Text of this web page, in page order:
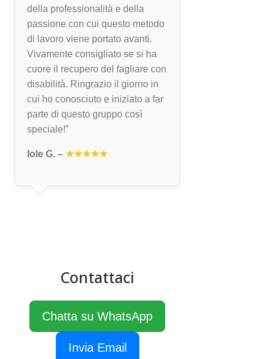
della professionalità e della
passione con cui questo metodo
di lavoro viene portato avanti.
Vivamente consigliato se si ha
cuore il recupero del fagliare con
disabilità. Ringrazio il giorno in
cui ho conosciuto e iniziato a far
parte di questo gruppo così
speciale!”
Iole G. – ★★★★★
Contattaci
Chatta su WhatsApp
Invia Email